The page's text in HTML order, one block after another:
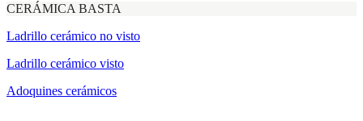
CERÁMICA BASTA
Ladrillo cerámico no visto
Ladrillo cerámico visto
Adoquines cerámicos